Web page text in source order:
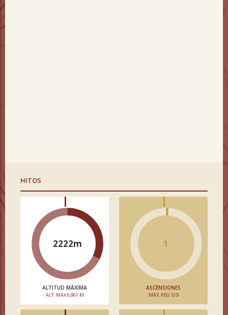
HITOS
2222m
ALTITUD MÁXIMA
ALT. MÁX 6.961 M
1
ASCENSIONES
MÁX. REG 519